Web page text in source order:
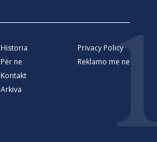
Historia
Për ne
Kontakt
Arkiva
Privacy Policy
Reklamo me ne